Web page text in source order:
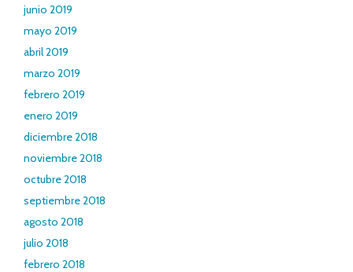
junio 2019
mayo 2019
abril 2019
marzo 2019
febrero 2019
enero 2019
diciembre 2018
noviembre 2018
octubre 2018
septiembre 2018
agosto 2018
julio 2018
febrero 2018